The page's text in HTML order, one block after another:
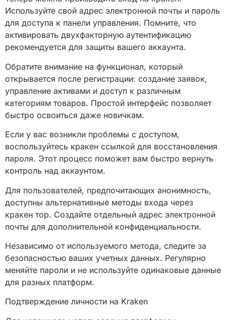
Используйте свой адрес электронной почты и пароль
для доступа к панели управления. Помните, что
активировать двухфакторную аутентификацию
рекомендуется для защиты вашего аккаунта.
Обратите внимание на функционал, который
открывается после регистрации: создание заявок,
управление активами и доступ к различным
категориям товаров. Простой интерфейс позволяет
быстро освоиться даже новичкам.
Если у вас возникли проблемы с доступом,
воспользуйтесь кракен ссылкой для восстановления
пароля. Этот процесс поможет вам быстро вернуть
контроль над аккаунтом.
Для пользователей, предпочитающих анонимность,
доступны альтернативные методы входа через
кракен тор. Создайте отдельный адрес электронной
почты для дополнительной конфиденциальности.
Независимо от используемого метода, следите за
безопасностью ваших учетных данных. Регулярно
меняйте пароли и не используйте одинаковые данные
для разных платформ.
Подтверждение личности на Kraken